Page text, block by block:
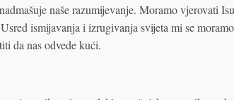
naše razumijevanje. Moramo vjerovati
ismijavanja i izrugivanja svijeta mi se
da nas odvede kući.